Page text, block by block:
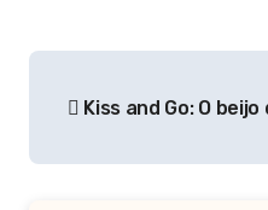
de
artigos
Kiss and Go: O